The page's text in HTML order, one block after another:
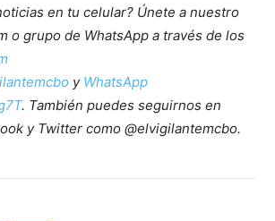
en tu celular? Únete a nuestro
o grupo de WhatsApp a través de los
y WhatsApp
. También puedes seguirnos en
y Twitter como @elvigilantemcbo.